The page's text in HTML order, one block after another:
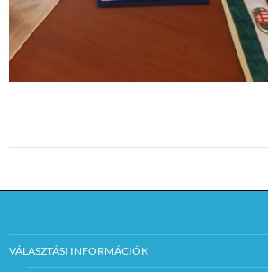
VÁLASZTÁSI INFORMÁCIÓK